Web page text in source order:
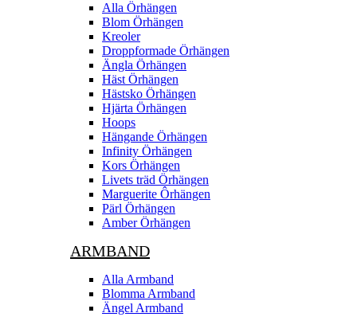
Alla Örhängen
Blom Örhängen
Kreoler
Droppformade Örhängen
Ängla Örhängen
Häst Örhängen
Hästsko Örhängen
Hjärta Örhängen
Hoops
Hängande Örhängen
Infinity Örhängen
Kors Örhängen
Livets träd Örhängen
Marguerite Ôrhängen
Pärl Örhängen
Amber Örhängen
ARMBAND
Alla Armband
Blomma Armband
Ängel Armband